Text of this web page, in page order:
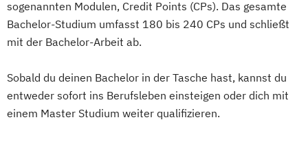
sogenannten Modulen, Credit Points (CPs). Das gesamte
Bachelor-Studium umfasst 180 bis 240 CPs und schließt
mit der Bachelor-Arbeit ab.
Sobald du deinen Bachelor in der Tasche hast, kannst du
entweder sofort ins Berufsleben einsteigen oder dich mit
einem Master Studium weiter qualifizieren.